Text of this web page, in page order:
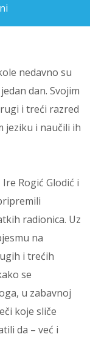
nedavno su
dan. Svojim
i treći razred
jeziku i naučili ih
Rogić Glodić i
radionica. Uz
na
i trećih
se
u zabavnoj
koje sliče
da – već i